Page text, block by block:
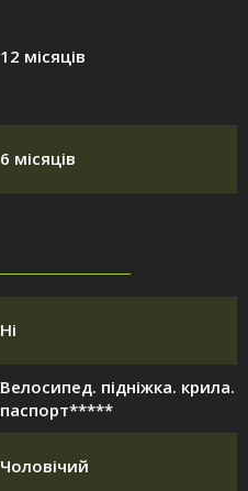
12 місяців
6 місяців
Ні
Велосипед. підніжка. крила.
паспорт*****
Чоловічий